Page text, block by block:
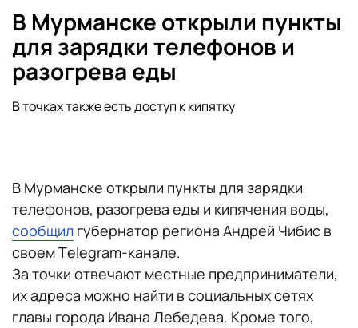
В Мурманске открыли пункты
для зарядки телефонов и
разогрева еды
В точках также есть доступ к кипятку
В Мурманске открыли пункты для зарядки
телефонов, разогрева еды и кипячения воды,
сообщил губернатор региона Андрей Чибис в
своем Тelegram-канале.
За точки отвечают местные предприниматели,
их адреса можно найти в социальных сетях
главы города Ивана Лебедева. Кроме того,